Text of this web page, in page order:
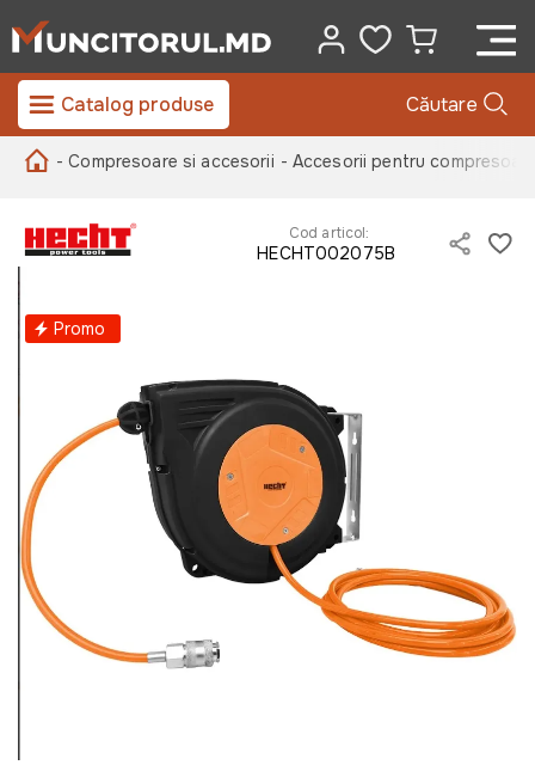
Catalog produse Căutare
- Compresoare si accesorii - Accesorii pentru
Cod articol:
HECHT002075B
Promo